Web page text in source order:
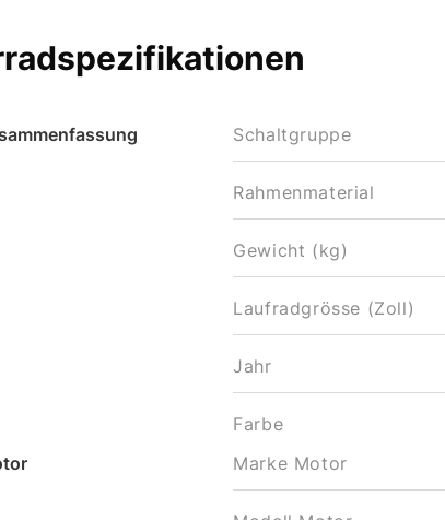
Schaltgruppe
Rahmenmaterial
Gewicht (kg)
Laufradgrösse (Zoll)
Jahr
Farbe
Marke Motor